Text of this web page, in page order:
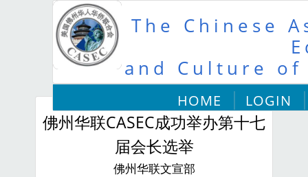
The Chinese
and Culture of
HOME LOGIN
佛州华联CASEC成功举办第十七
届会长选举
佛州华联文宣部